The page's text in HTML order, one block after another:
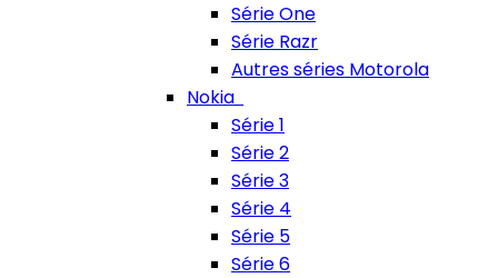
Série One
Série Razr
Autres séries Motorola
Nokia
Série 1
Série 2
Série 3
Série 4
Série 5
Série 6